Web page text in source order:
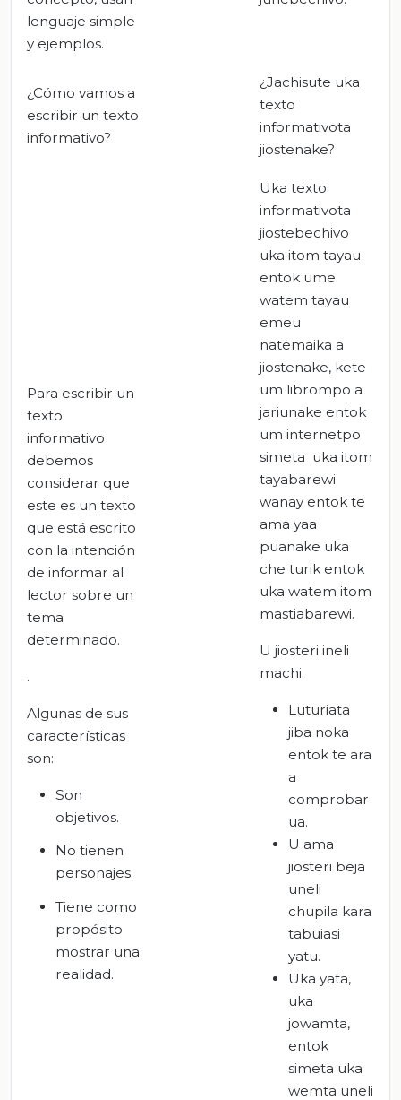
lenguaje simple
y ejemplos.
¿Cómo vamos a
escribir un texto
informativo?
¿Jachisute uka
texto
informativota
jiostenake?
Para escribir un
texto
informativo
debemos
considerar que
este es un texto
que está escrito
con la intención
de informar al
lector sobre un
tema
determinado.
.
Algunas de sus
características
son:
Son
objetivos.
No tienen
personajes.
Tiene como
propósito
mostrar una
realidad.
Uka texto
informativota
jiostebechivo
uka itom tayau
entok ume
watem tayau
emeu
natemaika a
jiostenake, kete
um librompo a
jariunake entok
um internetpo
simeta uka itom
tayabarewi
wanay entok te
ama yaa
puanake uka
che turik entok
uka watem itom
mastiabarewi.
U jiosteri ineli
machi.
Luturiata
jiba noka
entok te ara
a
comprobar
ua.
U ama
jiosteri beja
uneli
chupila kara
tabuiasi
yatu.
Uka yata,
uka
jowamta,
entok
simeta uka
wemta uneli